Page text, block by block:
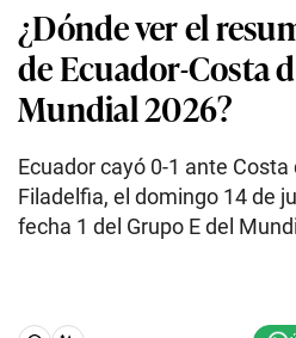
¿Dónde ver el
de Ecuador-Costa
Mundial 2026?
Ecuador cayó 0-1 ante
Filadelfia, el domingo 14 de
fecha 1 del Grupo E del